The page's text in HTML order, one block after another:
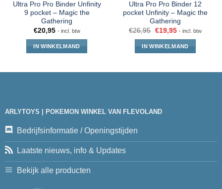
Ultra Pro Pro Binder Unfinity
9 pocket – Magic the
Gathering
€20,95 - incl. btw
IN WINKELMAND
Ultra Pro Pro Binder 12
pocket Unfinity – Magic the
Gathering
€26,95 €19,95 - incl. btw
IN WINKELMAND
ARLYTOYS | POKEMON WINKEL VAN FLEVOLAND
Bedrijfsinformatie / Openingstijden
Laatste nieuws, info & Updates
Bekijk alle producten